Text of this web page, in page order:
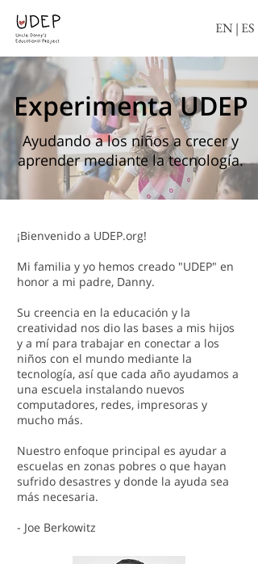
EN| ES
Ayudando a los niños a crecer y
aprender mediante la tecnología.
ExperimentaUDEP
¡Bienvenido a UDEP.org!
Mi familia y yo hemos creado "UDEP" en
honor a mi padre, Danny.
Su creencia en la educación y la
creatividad nos dio las bases a mis hijos
y a mí para trabajar en conectar a los
niños con el mundo mediante la
tecnología, así que cada año ayudamos a
una escuela instalando nuevos
computadores, redes, impresoras y
mucho más.
Nuestro enfoque principal es ayudar a
escuelas en zonas pobres o que hayan
sufrido desastres y donde la ayuda sea
más necesaria.
- Joe Berkowitz